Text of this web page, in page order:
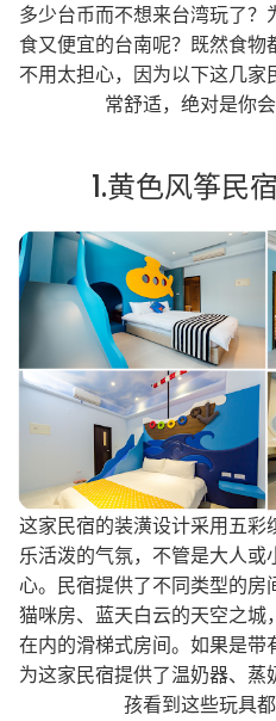
多少台币而不想来台湾玩了
食又便宜的台南呢？既然食
不用太担心，因为以下这几
常舒适，绝对是你
1.黄色风筝民
这家民宿的装潢设计采用五
乐活泼的气氛，不管是大人
心。民宿提供了不同类型的
猫咪房、蓝天白云的天空之
在内的滑梯式房间。如果是
为这家民宿提供了温奶器、
孩看到这些玩具